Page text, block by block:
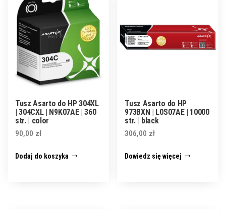
Tusz Asarto do HP 304XL
| 304CXL | N9K07AE | 360
str. | color
90,00 zł
Dodaj do koszyka
Tusz Asarto do HP
973BXN | L0S07AE | 10000
str. | black
306,00 zł
Dowiedz się więcej